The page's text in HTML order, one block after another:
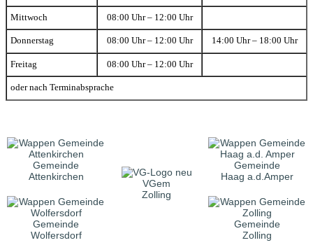
Mittwoch 08:00 Uhr – 12:00 Uhr
Donnerstag 08:00 Uhr – 12:00 Uhr 14:00 Uhr – 18:00 Uhr
Freitag 08:00 Uhr – 12:00 Uhr
oder nach Terminabsprache
Gemeinde
Attenkirchen
VGem
Zolling
Gemeinde
Haag a.d.Amper
Gemeinde
Wolfersdorf
Gemeinde
Zolling